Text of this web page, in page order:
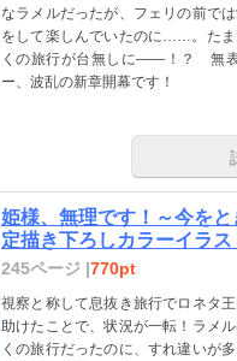
なラメルだったが、フェリの前で
をして楽しんでいたのに……。たま
くの旅行が台無しに――！？ 無表
ー、波乱の新章開幕です！
姫様、無理です！～今を
定描き下ろしカラーイラス
245ページ |770pt
視察と称して息抜き旅行でロネタ
助けたことで、状況が一転！ラメ
くの旅行だったのに、すれ違いが